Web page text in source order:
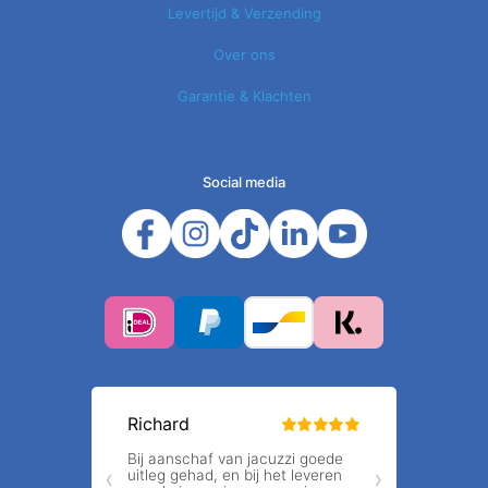
Levertijd & Verzending
Over ons
Garantie & Klachten
Social media